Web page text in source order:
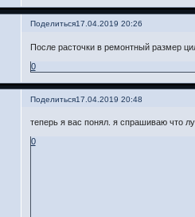
Поделиться17.04.2019 20:26
После расточки в ремонтный размер
0
Поделиться17.04.2019 20:48
теперь я вас понял. я спрашиваю что
0